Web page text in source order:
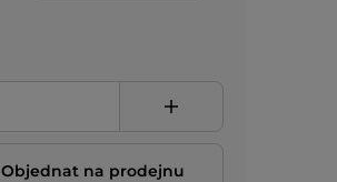
Objednat na prodejnu